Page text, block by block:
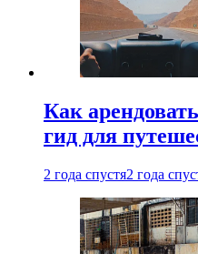
Как
гид для
2 года спустя2 года